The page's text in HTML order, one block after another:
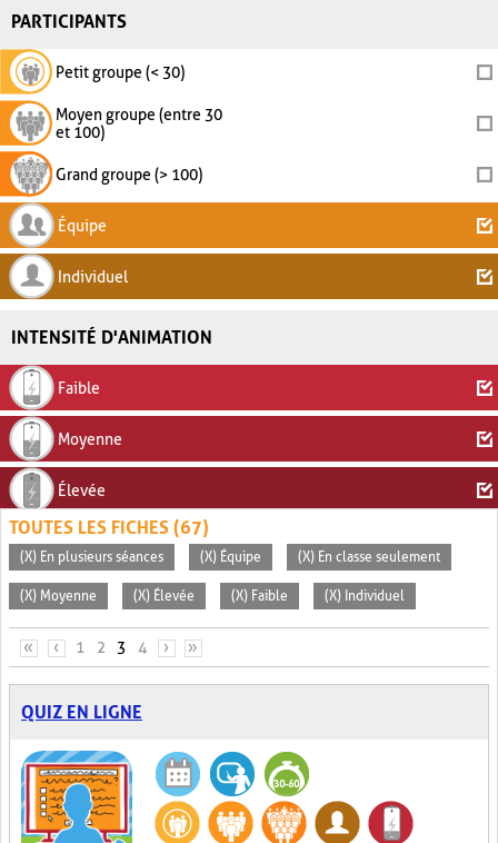
PARTICIPANTS
Petit groupe (< 30)
Moyen groupe (entre 30
et 100)
Grand groupe (> 100)
Équipe
Individuel
INTENSITÉ D'ANIMATION
Faible
Moyenne
Élevée
TOUTES LES FICHES (67)
(X) En plusieurs séances (X) Équipe (X) En classe seulement
(X) Moyenne (X) Élevée (X) Faible (X) Individuel
PAGES
« ‹ 1 2 3 4 › »
QUIZ EN LIGNE